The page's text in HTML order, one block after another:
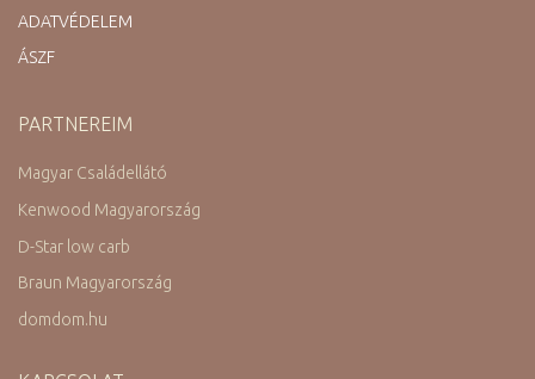
ADATVÉDELEM
ÁSZF
PARTNEREIM
Magyar Családellátó
Kenwood Magyarország
D-Star low carb
Braun Magyarország
domdom.hu